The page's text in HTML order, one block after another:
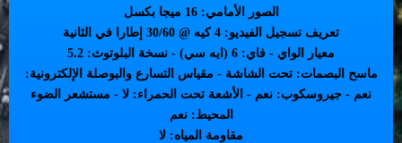
الصور الأمامي: 16 ميجا بكسل
تعريف تسجيل الفيديو: 4 كيه @ 30/60 إطارا في الثانية
معيار الواي - فاي: 6 (ايه سي) - نسخة البلوتوث: 5.2
ماسح البصمات: تحت الشاشة - مقياس التسارع والبوصلة الإلكترونية:
نعم - جيروسكوب: نعم - الأشعة تحت الحمراء: لا - مستشعر الضوء
المحيط: نعم
مقاومة المياه: لا